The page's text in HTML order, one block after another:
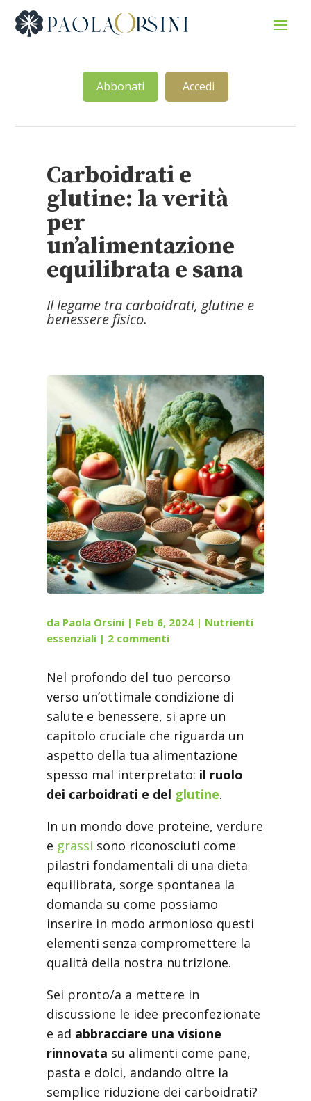
Abbonati Accedi
Carboidrati e
glutine: la verità
per
un’alimentazione
equilibrata e sana
Il legame tra carboidrati, glutine e
benessere fisico.
da Paola Orsini | Feb 6, 2024 | Nutrienti
essenziali | 2 commenti
Nel profondo del tuo percorso
verso un’ottimale condizione di
salute e benessere, si apre un
capitolo cruciale che riguarda un
aspetto della tua alimentazione
spesso mal interpretato: il ruolo
dei carboidrati e del glutine.
In un mondo dove proteine, verdure
e grassi sono riconosciuti come
pilastri fondamentali di una dieta
equilibrata, sorge spontanea la
domanda su come possiamo
inserire in modo armonioso questi
elementi senza compromettere la
qualità della nostra nutrizione.
Sei pronto/a a mettere in
discussione le idee preconfezionate
e ad abbracciare una visione
rinnovata su alimenti come pane,
pasta e dolci, andando oltre la
semplice riduzione dei carboidrati?